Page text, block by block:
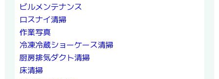
ビルメンテナンス
ロスナイ清掃
作業写真
冷凍冷蔵ショーケース清掃
厨房排気ダクト清掃
床清掃